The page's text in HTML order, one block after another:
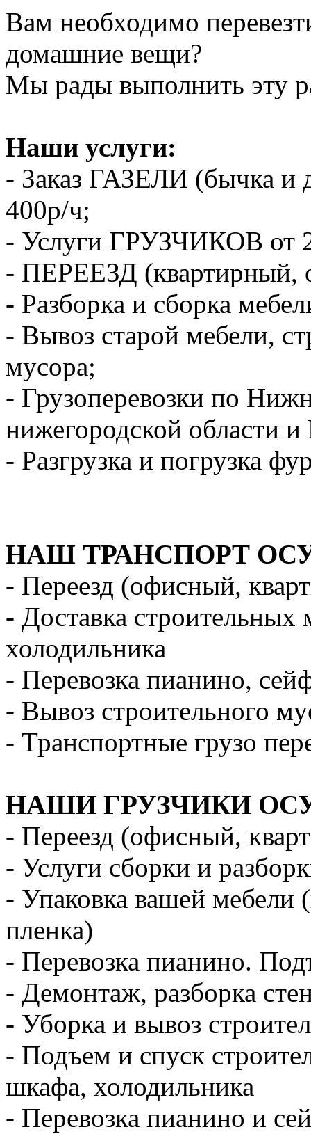
Вам необходимо
домашние вещи?
Мы рады выполнить эту
Наши услуги:
- Заказ ГАЗЕЛИ (бычка и
400р/ч;
- Услуги ГРУЗЧИКОВ от
- ПЕРЕЕЗД (квартирный,
- Разборка и сборка
- Вывоз старой мебели,
мусора;
- Грузоперевозки по
нижегородской области и
- Разгрузка и погрузка
НАШ ТРАНСПОРТ
- Переезд (офисный,
- Доставка
холодильника
- Перевозка пианино,
- Вывоз строительного
- Транспортные грузо
НАШИ ГРУЗЧИКИ
- Переезд (офисный,
- Услуги сборки и
- Упаковка вашей мебели
пленка)
- Перевозка пианино.
- Демонтаж, разборка
- Уборка и вывоз
- Подъем и спуск
шкафа, холодильника
- Перевозка пианино и